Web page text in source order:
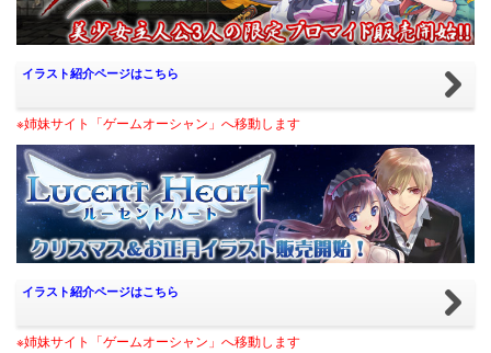
イラスト紹介ページはこちら
※姉妹サイト「ゲームオーシャン」へ移動します
イラスト紹介ページはこちら
※姉妹サイト「ゲームオーシャン」へ移動します